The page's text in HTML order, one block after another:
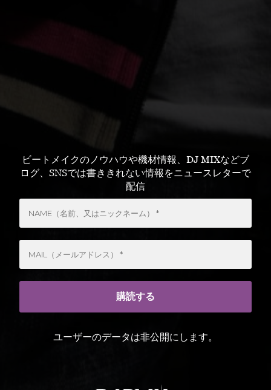
ビートメイクのノウハウや機材情報、DJ MIXなどブ
ログ、SNSでは書ききれない情報をニュースレターで
配信
ユーザーのデータは非公開にします。